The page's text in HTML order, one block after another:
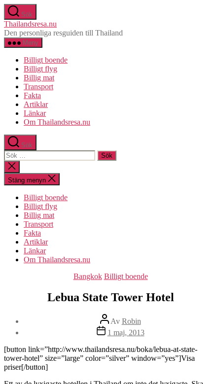
Hoppa
till
innehåll
Sök
Thailandsresa.nu
Den personliga resguiden till Thailand
Meny
Billigt boende
Billigt flyg
Billig mat
Transport
Fakta
Artiklar
Länkar
Om Thailandsresa.nu
Sök
Sök
efter:
Stäng
sökningen
Stäng menyn
Billigt boende
Billigt flyg
Billig mat
Transport
Fakta
Artiklar
Länkar
Om Thailandsresa.nu
Kategorier
Bangkok Billigt boende
Lebua State Tower Hotel
Inläggsförfattare
Av Robin
Inläggsdatum
1 maj, 2013
[button link=”http://www.thailandsresa.nu/boka/lebua-at-state-
tower-hotel” size=”large” color=”silver” window=”yes”]Visa
priser[/button]